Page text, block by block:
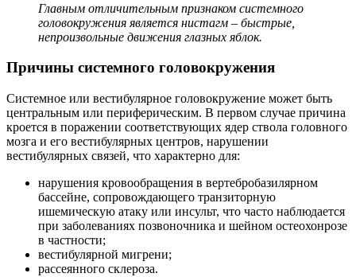
Главным отличительным признаком системного
головокружения является нистагм – быстрые,
непроизвольные движения глазных яблок.
Причины системного головокружения
Системное или вестибулярное головокружение может быть
центральным или периферическим. В первом случае причина
кроется в поражении соответствующих ядер ствола головного
мозга и его вестибулярных центров, нарушении
вестибулярных связей, что характерно для:
нарушения кровообращения в вертебробазилярном
бассейне, сопровождающего транзиторную
ишемическую атаку или инсульт, что часто наблюдается
при заболеваниях позвоночника и шейном остеохонрозе
в частности;
вестибулярной мигрени;
рассеянного склероза.